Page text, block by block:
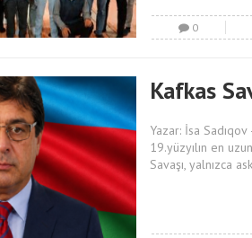
0
Kafkas
Yazar: İsa
19.yüzyılın en
Savaşı, yalnızca